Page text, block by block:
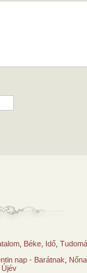
Béke Idő
nap - Barátnak
Újév